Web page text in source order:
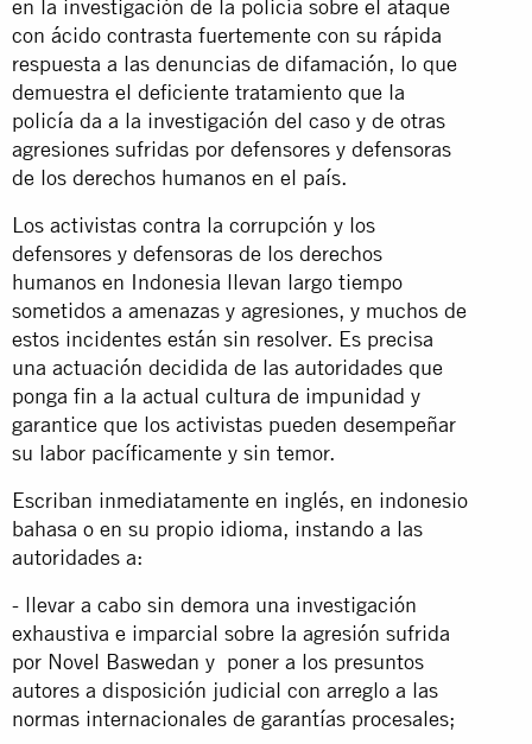
en la investigación de la policía sobre el ataque
con ácido contrasta fuertemente con su rápida
respuesta a las denuncias de difamación, lo que
demuestra el deficiente tratamiento que la
policía da a la investigación del caso y de otras
agresiones sufridas por defensores y defensoras
de los derechos humanos en el país.
Los activistas contra la corrupción y los
defensores y defensoras de los derechos
humanos en Indonesia llevan largo tiempo
sometidos a amenazas y agresiones, y muchos de
estos incidentes están sin resolver. Es precisa
una actuación decidida de las autoridades que
ponga fin a la actual cultura de impunidad y
garantice que los activistas pueden desempeñar
su labor pacíficamente y sin temor.
Escriban inmediatamente en inglés, en indonesio
bahasa o en su propio idioma, instando a las
autoridades a:
- llevar a cabo sin demora una investigación
exhaustiva e imparcial sobre la agresión sufrida
por Novel Baswedan y poner a los presuntos
autores a disposición judicial con arreglo a las
normas internacionales de garantías procesales;